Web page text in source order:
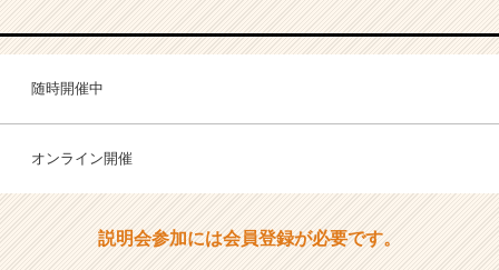
随時開催中
オンライン開催
説明会参加には会員登録が必要です。